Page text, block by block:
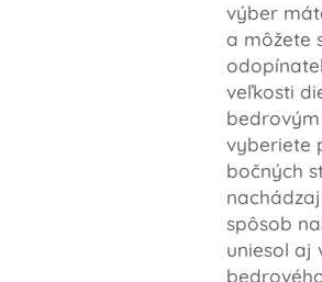
výber
a môžete
veľkosti
vyberiete
bočných
spôsob
uniesol aj